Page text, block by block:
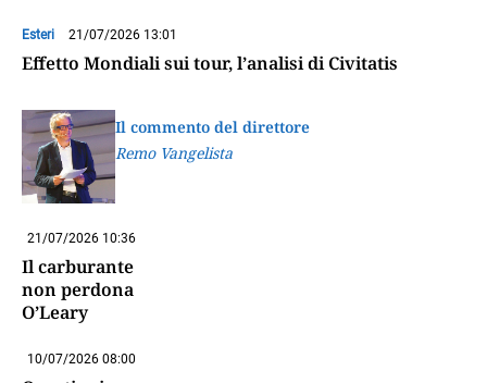
Esteri 21/07/2026 13:01
Effetto Mondiali sui tour, l’analisi di Civitatis
Il commento del direttore
Remo Vangelista
21/07/2026 10:36
Il carburante
non perdona
O’Leary
10/07/2026 08:00